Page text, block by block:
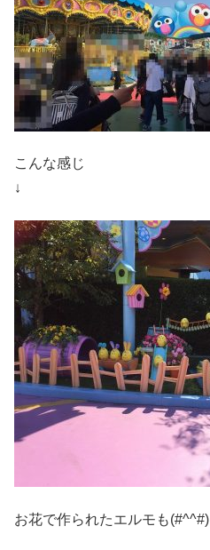
こんな感じ
↓
お花で作られたエルモも(#^^#)